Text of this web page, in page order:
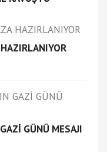
GÜNÜ MESAJI